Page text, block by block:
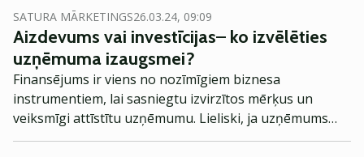
kompānijas varēja piedāvāt. Tas ļoti kontrastē ar
salīdzinoši vēso noskaņojumu Baltijas akciju tirgū, kur
cenu līmenis pamatā stagnē vai samazinās. Attiecīgi,
šķiet, ka investoru nauda plūst no ieguldījumiem
akcijās uz obligācijām, kas piedāvā regulāru un
paredzamu ienesīgumu.
SATURA MĀRKETINGS26.03.24, 09:09
Aizdevums vai investīcijas– ko izvēlēties
uzņēmuma izaugsmei?
Finansējums ir viens no nozīmīgiem biznesa
instrumentiem, lai sasniegtu izvirzītos mērķus un
veiksmīgi attīstītu uzņēmumu. Lieliski, ja uzņēmums
nepieciešamo kapitālu var nodrošināt uz vēsturiskās